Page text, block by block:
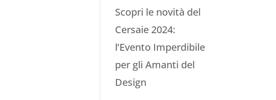
Scopri le novità del
Cersaie 2024:
l’Evento Imperdibile
per gli Amanti del
Design